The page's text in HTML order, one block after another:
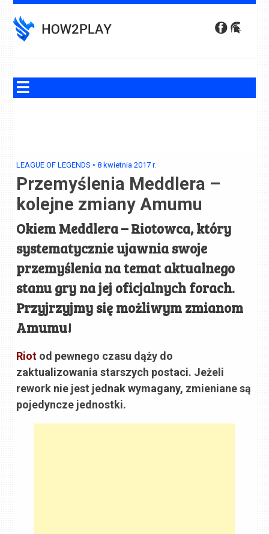
to
content
LEAGUE OF LEGENDS •8 kwietnia 2017 r.
Przemyślenia Meddlera –
kolejne zmiany Amumu
Okiem Meddlera – Riotowca, który
systematycznie ujawnia swoje
przemyślenia na temat aktualnego
stanu gry na jej oficjalnych forach.
Przyjrzyjmy się możliwym zmianom
Amumu!
Riot od pewnego czasu dąży do
zaktualizowania starszych postaci. Jeżeli
rework nie jest jednak wymagany, zmieniane są
pojedyncze jednostki.